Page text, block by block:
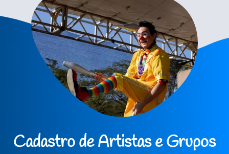
Cadastro de Artistas e Grupos